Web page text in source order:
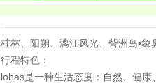
桂林、阳朔、漓江风光、訾洲岛•
行程特色：
lohas是一种生活态度：自然、健